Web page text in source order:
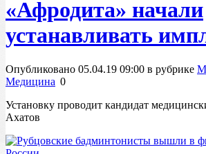
«Афродита» начали
устанавливать
Опубликовано 05.04.19 09:00 в рубрике
Медицина 0
Установку проводит кандидат
Ахатов